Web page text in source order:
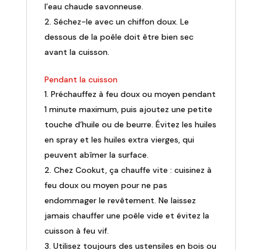
l’eau chaude savonneuse.
Séchez-le avec un chiffon doux. Le
dessous de la poêle doit être bien sec
avant la cuisson.
Pendant la cuisson
Préchauffez à feu doux ou moyen pendant
1 minute maximum, puis ajoutez une petite
touche d’huile ou de beurre. Évitez les huiles
en spray et les huiles extra vierges, qui
peuvent abîmer la surface.
Chez Cookut, ça chauffe vite : cuisinez à
feu doux ou moyen pour ne pas
endommager le revêtement. Ne laissez
jamais chauffer une poêle vide et évitez la
cuisson à feu vif.
Utilisez toujours des ustensiles en bois ou